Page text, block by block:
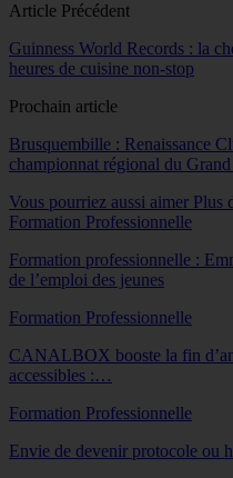
Article Précédent
Guinness World Records : la
heures de cuisine non-stop
Prochain article
Brusquembille : Renaissance
championnat régional du
Vous pourriez aussi aimer Plus
Formation Professionnelle
Formation professionnelle :
de l’emploi des jeunes
Formation Professionnelle
CANALBOX booste la fin
accessibles :…
Formation Professionnelle
Envie de devenir protocole ou